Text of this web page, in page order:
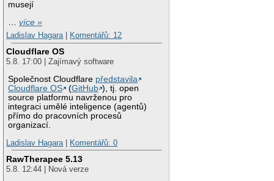
musejí
…více »
Ladislav Hagara| Komentářů: 12
Cloudflare OS
5.8. 17:00 | Zajímavý software
Společnost Cloudflare představila
Cloudflare OS
(GitHub ), tj. open
source platformu navrženou pro
integraci umělé inteligence (agentů)
přímo do pracovních procesů
organizací.
Ladislav Hagara| Komentářů: 0
RawTherapee 5.13
5.8. 12:44 | Nová verze